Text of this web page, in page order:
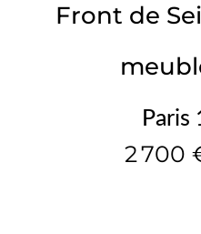
Front de
Paris
2 700